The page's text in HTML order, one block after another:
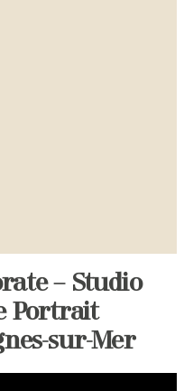
– Studio
Portrait
sur-Mer